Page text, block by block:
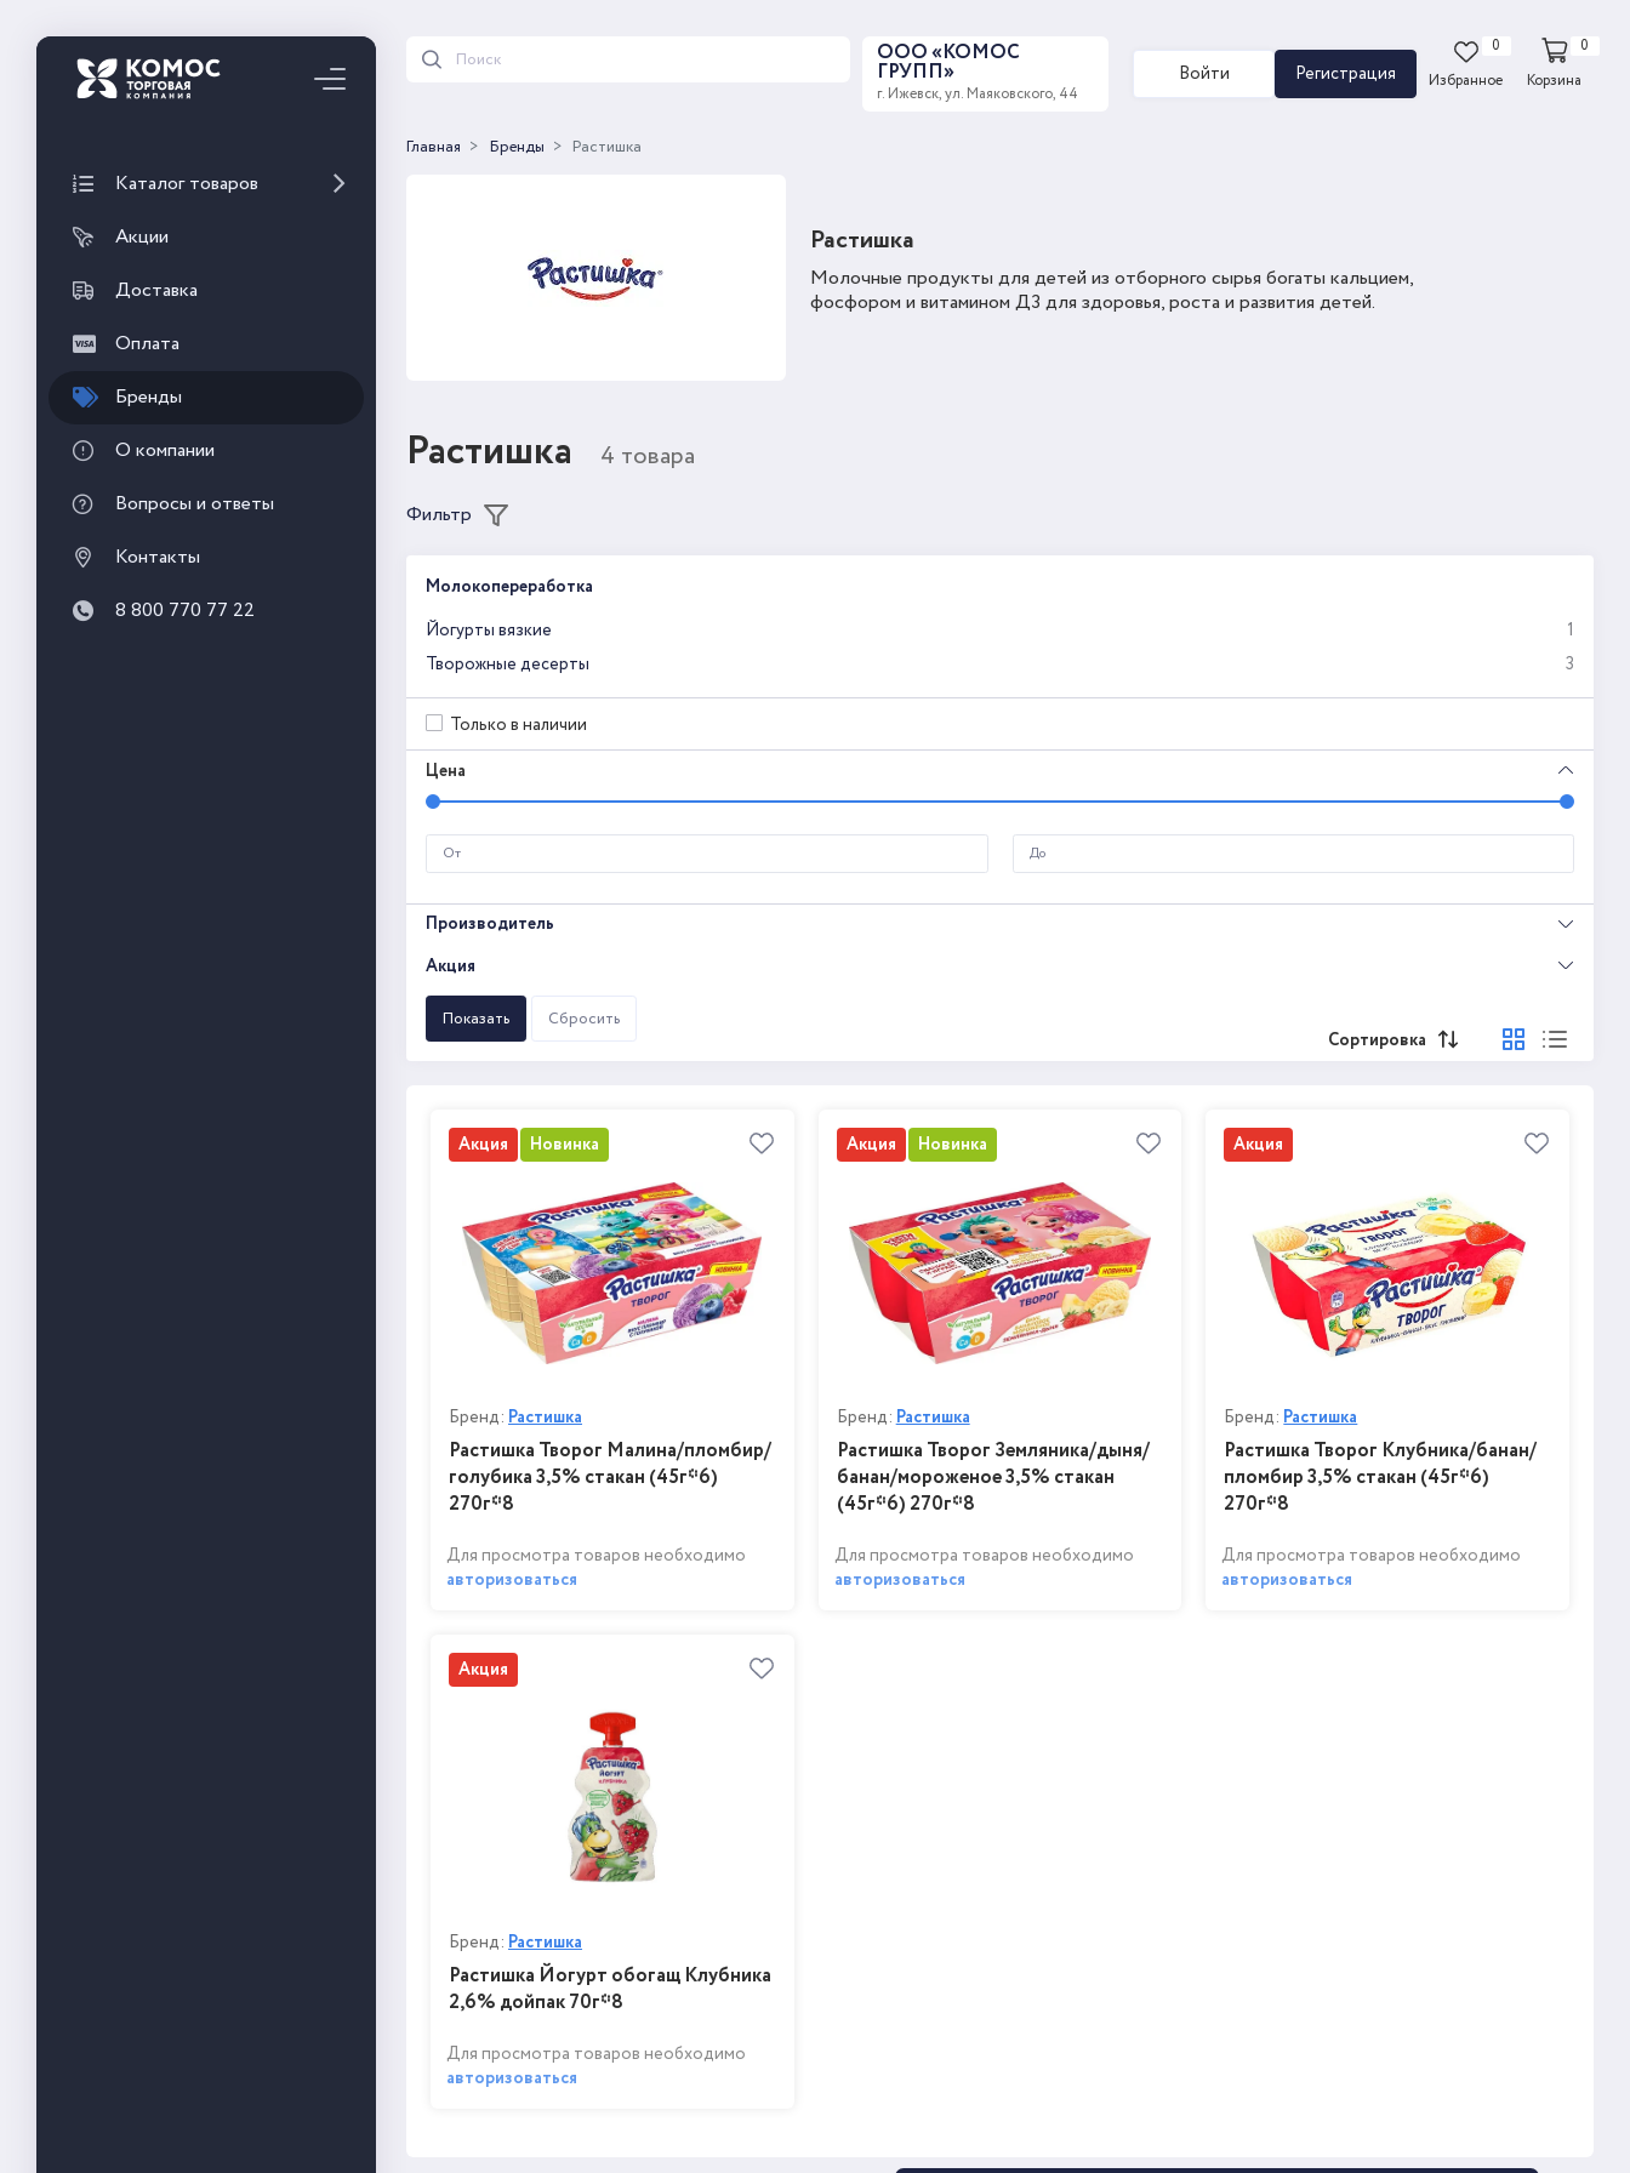
Каталог товаров
Акции
Доставка
Оплата
Бренды
О компании
Вопросы и ответы
Контакты
8 800 770 77 22
ООО «КОМОС
ГРУПП»
г. Ижевск, ул. Маяковского, 44
Войти Регистрация
0
Избранное
0
Корзина
Главная Бренды Растишка
Растишка
Молочные продукты для детей из отборного сырья богаты кальцием,
фосфором и витамином Д3 для здоровья, роста и развития детей.
Растишка 4 товара
Сортировка
Акция Новинка
Бренд: Растишка
Растишка Творог Малина/пломбир/
голубика 3,5% стакан (45г*6)
270г*8
Для просмотра товаров необходимо
авторизоваться
Акция Новинка
Бренд: Растишка
Растишка Творог Земляника/дыня/
банан/мороженое 3,5% стакан
(45г*6) 270г*8
Для просмотра товаров необходимо
авторизоваться
Акция
Бренд: Растишка
Растишка Творог Клубника/банан/
пломбир 3,5% стакан (45г*6)
270г*8
Для просмотра товаров необходимо
авторизоваться
Акция
Бренд: Растишка
Растишка Йогурт обогащ Клубника
2,6% дойпак 70г*8
Для просмотра товаров необходимо
авторизоваться
Фильтр
Молокопереработка
Йогурты вязкие
1
Творожные десерты
3
Только в наличии
Цена
Производитель
Акция